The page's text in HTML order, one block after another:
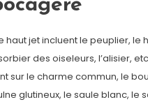
haut jet incluent le peuplier, le
des oiseleurs, l’alisier,
sur le charme commun, le
glutineux, le saule blanc, le